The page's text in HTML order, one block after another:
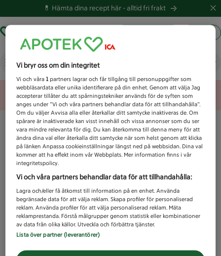
💊 Hämta dina recept här -alltid fri frakt
Vad letar du efter idag?
Unknown error
Vi bryr oss om din integritet
Vi och våra1 partners lagrar och får tillgång till personuppgifter som
webbläsardata eller unika identifierare på din enhet. Genom att välja Jag
accepterar tillåter du att spårningstekniker används för de syften som
anges under ”Vi och våra partners behandlar data för att tillhandahålla”.
Om du väljer Avvisa alla eller återkallar ditt samtycke inaktiveras de. Om
spårare är inaktiverade kan visst innehåll och vissa annonser som du ser
vara mindre relevanta för dig. Du kan återkomma till denna meny för att
ändra dina val eller återkalla ditt samtycke när som helst genom att klicka
på länken Anpassa cookieinställningar längst ned på webbsidan. Dina val
kommer att ha effekt inom vår Webbplats. Mer information finns i vår
integritetspolicy.
Vi och våra partners behandlar data för att tillhandahålla:
Lagra och/eller få åtkomst till information på en enhet. Använda
begränsade data för att välja reklam. Skapa profiler för personaliserad
reklam. Använda profiler för att välja personaliserad reklam. Mäta
reklamprestanda. Förstå målgrupper genom statistik eller kombinationer
av data från olika källor. Utveckla och förbättra tjänster.
Lista över partner (leverantörer)